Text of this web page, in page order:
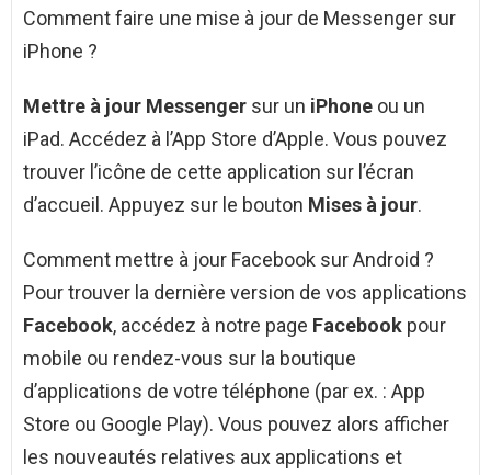
Comment faire une mise à jour de Messenger sur
iPhone ?
Mettre à jour Messenger sur un iPhone ou un
iPad. Accédez à l’App Store d’Apple. Vous pouvez
trouver l’icône de cette application sur l’écran
d’accueil. Appuyez sur le bouton Mises à jour.
Comment mettre à jour Facebook sur Android ?
Pour trouver la dernière version de vos applications
Facebook, accédez à notre page Facebook pour
mobile ou rendez-vous sur la boutique
d’applications de votre téléphone (par ex. : App
Store ou Google Play). Vous pouvez alors afficher
les nouveautés relatives aux applications et